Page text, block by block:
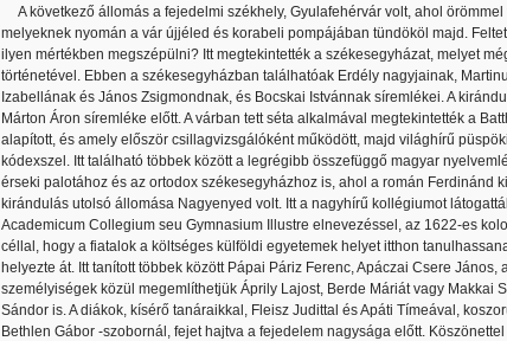
A következő állomás a fejedelmi székhely, Gyulafehérvár volt, ahol
melyeknek nyomán a vár újjéled és korabeli pompájában tündököl majd.
ilyen mértékben megszépülni? Itt megtekintették a székesegyházat, melyet
történetével. Ebben a székesegyházban találhatóak Erdély nagyjainak,
Izabellának és János Zsigmondnak, és Bocskai Istvánnak síremlékei. A
Márton Áron síremléke előtt. A várban tett séta alkalmával megtekintették a
alapított, és amely először csillagvizsgálóként működött, majd világhírű
kódexszel. Itt található többek között a legrégibb összefüggő magyar
érseki palotához és az ortodox székesegyházhoz is, ahol a román Ferdinánd
kirándulás utolsó állomása Nagyenyed volt. Itt a nagyhírű kollégiumot
Academicum Collegium seu Gymnasium Illustre elnevezéssel, az 1622-es
céllal, hogy a fiatalok a költséges külföldi egyetemek helyet itthon
helyezte át. Itt tanított többek között Pápai Páriz Ferenc, Apáczai Csere
személyiségek közül megemlíthetjük Áprily Lajost, Berde Máriát vagy Makkai
Sándor is. A diákok, kísérő tanáraikkal, Fleisz Judittal és Apáti Tímeával,
Bethlen Gábor -szobornál, fejet hajtva a fejedelem nagysága előtt.